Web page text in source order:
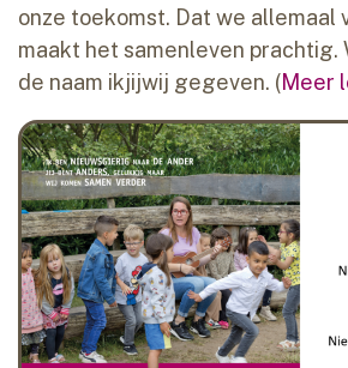
onze toekomst. Dat we allemaal
maakt het samenleven prachtig.
de naam ikjijwij gegeven. (Meer